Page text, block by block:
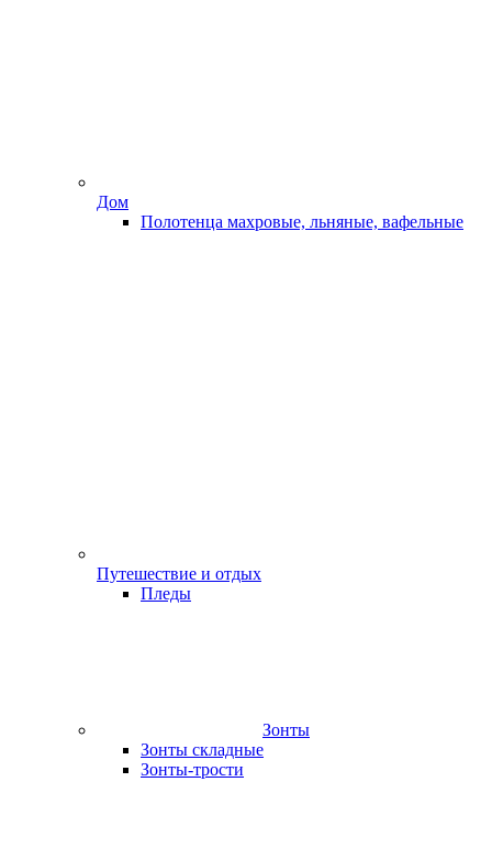
Дом
Полотенца махровые, льняные, вафельные
Путешествие и отдых
Пледы
Зонты
Зонты складные
Зонты-трости